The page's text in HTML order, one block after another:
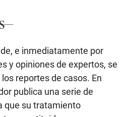
e inmediatamente por
y opiniones de expertos, se
reportes de casos. En
publica una serie de
que su tratamiento